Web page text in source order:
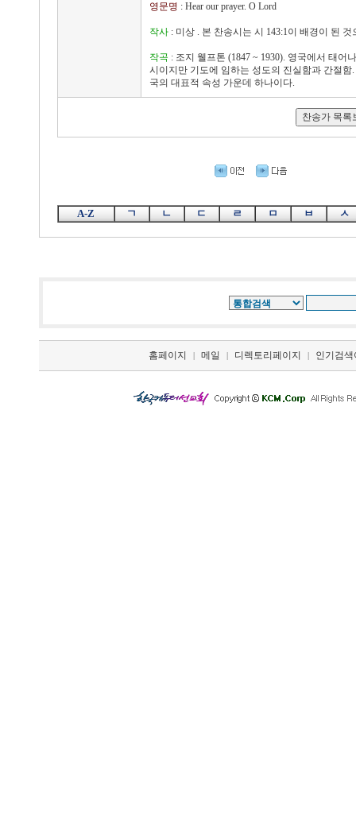
영문명 : Hear our prayer. O Lord
작사: 미상 . 본 찬송시는 시 143:1이 배경이 된
작곡 : 조지 웰프톤 (1847 ~ 1930). 영국에서 태
시이지만 기도에 임하는 성도의 진실함과 간절
국의 대표적 속성 가운데 하나이다.
A-Z ㄱ ㄴ ㄷ ㄹ ㅁ ㅂ ㅅ
홈페이지 | 메일 | 디렉토리페이지 | 인기검색